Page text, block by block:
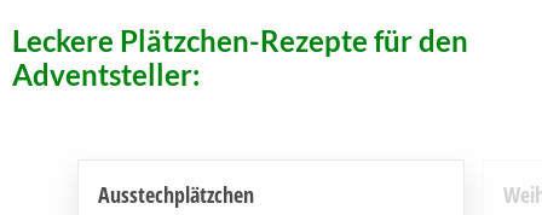
Leckere Plätzchen-Rezepte für den
Adventsteller:
Ausstechplätzchen